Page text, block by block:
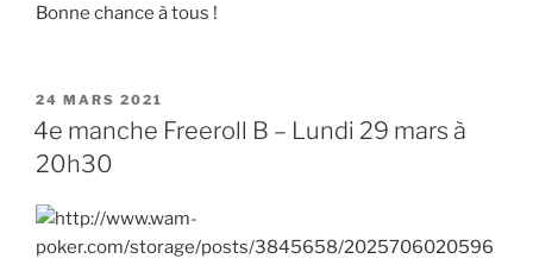
Bonne chance à tous !
PUBLIÉ
LE
24 MARS 2021
4e manche Freeroll B – Lundi 29 mars à
20h30